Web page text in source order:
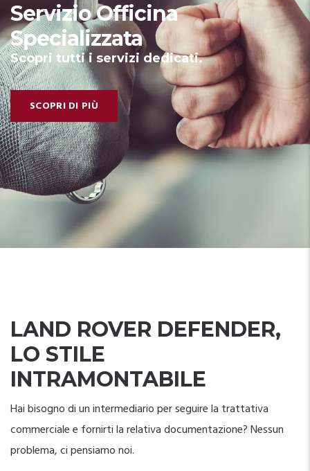
Servizio Officina
Specializzata
Scopri tutti i servizi dedicati.
SCOPRI DI PIÙ
LAND ROVER DEFENDER,
LO STILE
INTRAMONTABILE
Hai bisogno di un intermediario per seguire la trattativa
commerciale e fornirti la relativa documentazione? Nessun
problema, ci pensiamo noi.